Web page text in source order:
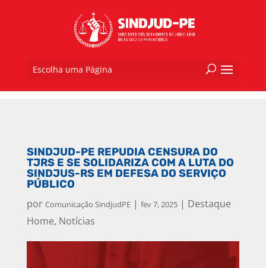
Escolha uma Página
SINDJUD-PE REPUDIA CENSURA DO
TJRS E SE SOLIDARIZA COM A LUTA DO
SINDJUS-RS EM DEFESA DO SERVIÇO
PÚBLICO
por Comunicação SindjudPE| fev 7, 2025| Destaque
Home, Notícias